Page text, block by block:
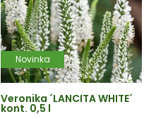
Novinka
Veronika ´LANCITA WHITE´
kont. 0,5 l